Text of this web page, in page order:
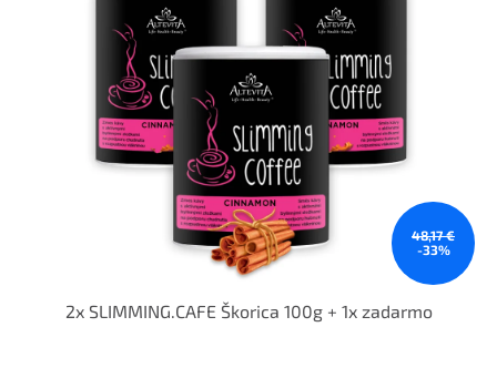
48,17 €
-33%
2x SLIMMING.CAFE Škorica 100g + 1x zadarmo